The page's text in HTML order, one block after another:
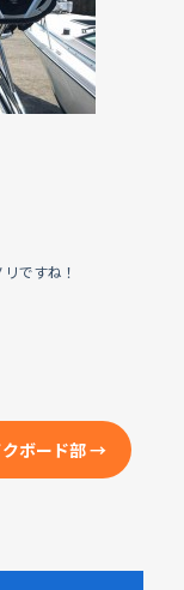
ですね！
クボード部→